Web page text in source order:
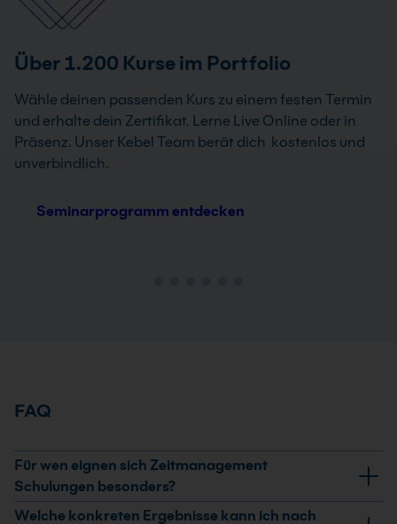
Über 1.200 Kurse im Portfolio
Wähle deinen passenden Kurs zu einem festen Termin
und erhalte dein Zertifikat. Lerne Live Online oder in
Präsenz. Unser Kebel Team berät dich kostenlos und
unverbindlich.
Seminarprogramm entdecken
FAQ
Für wen eignen sich Zeitmanagement
Schulungen besonders?
Zeitmanagement Schulungen eignen sich für alle, die
Welche konkreten Ergebnisse kann ich nach